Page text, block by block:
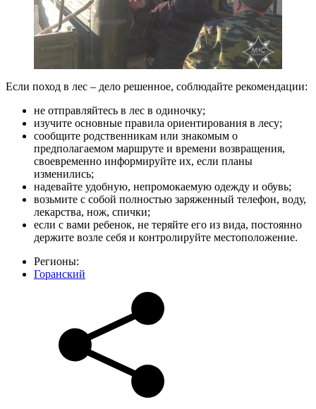
Если поход в лес – дело решенное, соблюдайте рекомендации:
не отправляйтесь в лес в одиночку;
изучите основные правила ориентирования в лесу;
сообщите родственникам или знакомым о
предполагаемом маршруте и времени возвращения,
своевременно информируйте их, если планы
изменились;
надевайте удобную, непромокаемую одежду и обувь;
возьмите с собой полностью заряженный телефон, воду,
лекарства, нож, спички;
если с вами ребенок, не теряйте его из вида, постоянно
держите возле себя и контролируйте местоположение.
Регионы:
Горанский